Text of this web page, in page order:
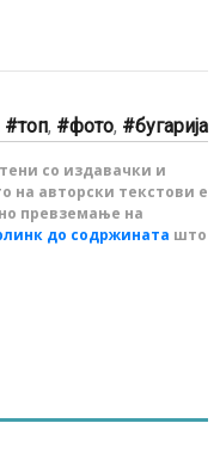
топ, фото, бугарија
со издавачки и
на авторски текстови е
превземање на
до содржината што